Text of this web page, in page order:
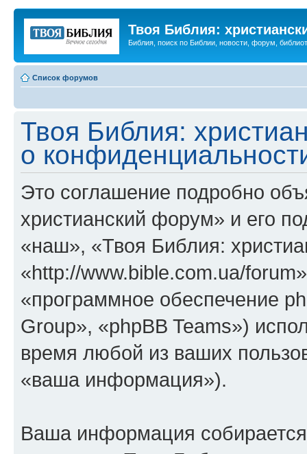
Твоя Библия:
Библия, поиск по Библии, новости, форум,
Список форумов
Твоя Библия:
о
Это соглашение подробно
христианский форум» и его
«наш», «Твоя Библия:
«http://www.bible.com.ua/
«программное обеспечение
Group», «phpBB Teams»)
время любой из ваших
«ваша информация»).
Ваша информация